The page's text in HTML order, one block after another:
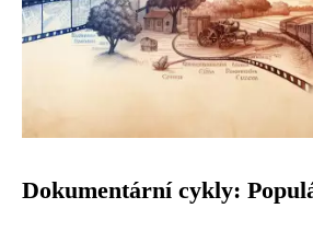
Dokumentární cykly: